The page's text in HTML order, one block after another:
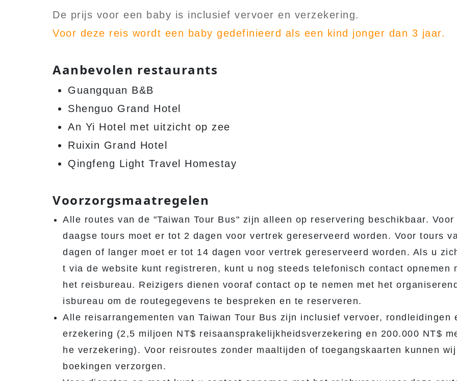
De prijs voor een baby is inclusief vervoer en verzekering.
Voor deze reis wordt een baby gedefinieerd als een kind jonger dan 3 jaar.
Aanbevolen restaurants
Guangquan B&B
Shenguo Grand Hotel
An Yi Hotel met uitzicht op zee
Ruixin Grand Hotel
Qingfeng Light Travel Homestay
Voorzorgsmaatregelen
Alle routes van de "Taiwan Tour Bus" zijn alleen op reservering beschikbaar. Voor
daagse tours moet er tot 2 dagen voor vertrek gereserveerd worden. Voor tours
dagen of langer moet er tot 14 dagen voor vertrek gereserveerd worden. Als u
t via de website kunt registreren, kunt u nog steeds telefonisch contact opnemen
het reisbureau. Reizigers dienen vooraf contact op te nemen met het
isbureau om de routegegevens te bespreken en te reserveren.
Alle reisarrangementen van Taiwan Tour Bus zijn inclusief vervoer, rondleidingen
erzekering (2,5 miljoen NT$ reisaansprakelijkheidsverzekering en 200.000 NT$
he verzekering). Voor reisroutes zonder maaltijden of toegangskaarten kunnen
boekingen verzorgen.